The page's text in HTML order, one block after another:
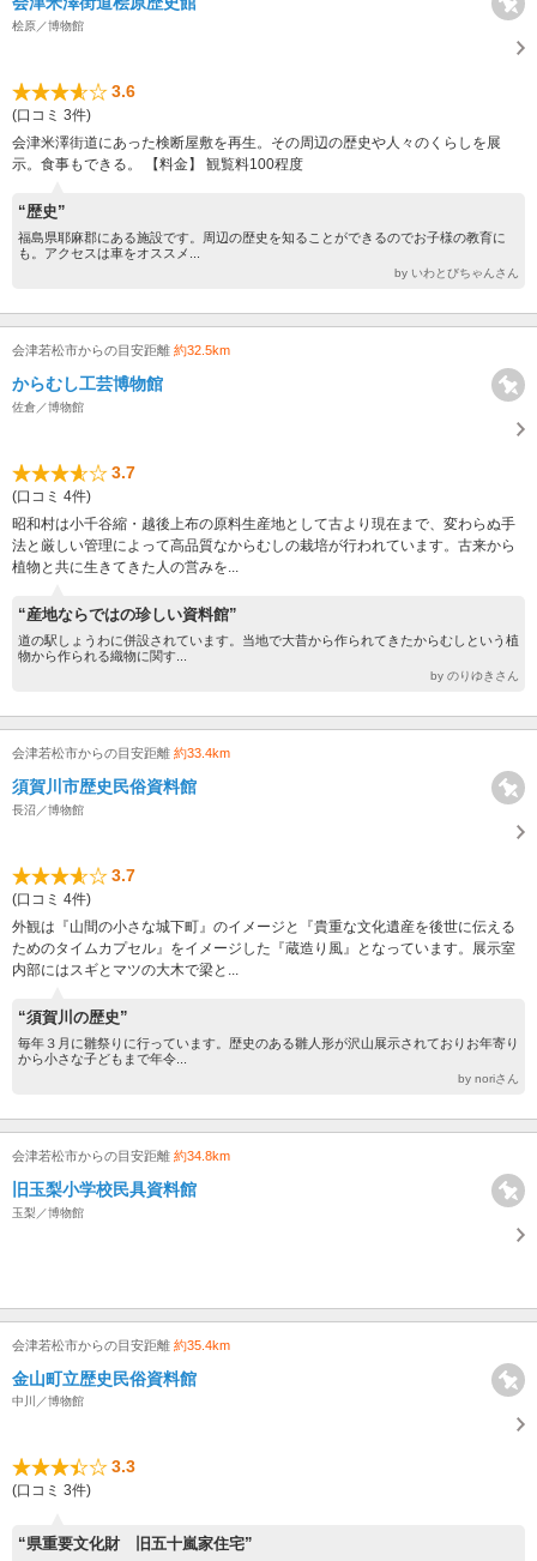
桧原／博物館
3.6
(口コミ 3件)
会津米澤街道にあった検断屋敷を再生。その周辺の歴史や人々のくらしを展
示。食事もできる。 【料金】 観覧料100程度
“歴史”
福島県耶麻郡にある施設です。周辺の歴史を知ることができるのでお子様の教育に
も。アクセスは車をオススメ...
by いわとびちゃんさん
会津若松市からの目安距離 約32.5km
からむし工芸博物館
佐倉／博物館
3.7
(口コミ 4件)
昭和村は小千谷縮・越後上布の原料生産地として古より現在まで、変わらぬ手
法と厳しい管理によって高品質なからむしの栽培が行われています。古来から
植物と共に生きてきた人の営みを...
“産地ならではの珍しい資料館”
道の駅しょうわに併設されています。当地で大昔から作られてきたからむしという植
物から作られる織物に関す...
by のりゆきさん
会津若松市からの目安距離 約33.4km
須賀川市歴史民俗資料館
長沼／博物館
3.7
(口コミ 4件)
外観は『山間の小さな城下町』のイメージと『貴重な文化遺産を後世に伝える
ためのタイムカプセル』をイメージした『蔵造り風』となっています。展示室
内部にはスギとマツの大木で梁と...
“須賀川の歴史”
毎年３月に雛祭りに行っています。歴史のある雛人形が沢山展示されておりお年寄り
から小さな子どもまで年令...
by noriさん
会津若松市からの目安距離 約34.8km
旧玉梨小学校民具資料館
玉梨／博物館
会津若松市からの目安距離 約35.4km
金山町立歴史民俗資料館
中川／博物館
3.3
(口コミ 3件)
“県重要文化財 旧五十嵐家住宅”